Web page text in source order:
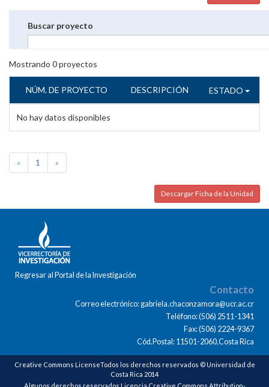
Buscar proyecto
Mostrando 0proyectos
NÚM. DE PROYECTO DESCRIPCIÓN ESTADO
No hay datos disponibles
« 1 »
Descargar Ficha de la Unidad
Regresar al Portal de la Investigación
Contacto
Correo electrónico: gabriela.chaconzamora@ucr.ac.cr
Teléfono: (506) 2511-1341
Fax: (506) 2224-9367
Cód.Postal: 11501-2060,Costa Rica
Creative Commons LicenseTodos los derechos reservados © Universidad de
Costa Rica 2014